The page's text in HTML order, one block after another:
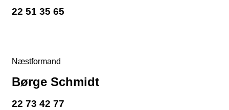
22 51 35 65
Næstformand
Børge Schmidt
22 73 42 77